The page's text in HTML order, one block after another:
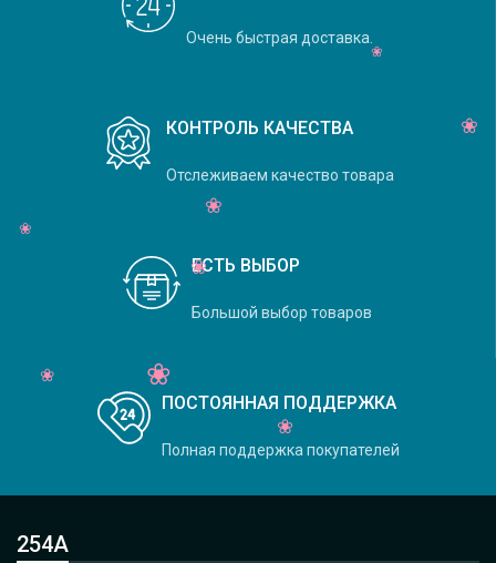
Очень быстрая доставка.
КОНТРОЛЬ КАЧЕСТВА
Отслеживаем качество товара
ЕСТЬ ВЫБОР
Большой выбор товаров
ПОСТОЯННАЯ ПОДДЕРЖКА
Полная поддержка покупателей
254А